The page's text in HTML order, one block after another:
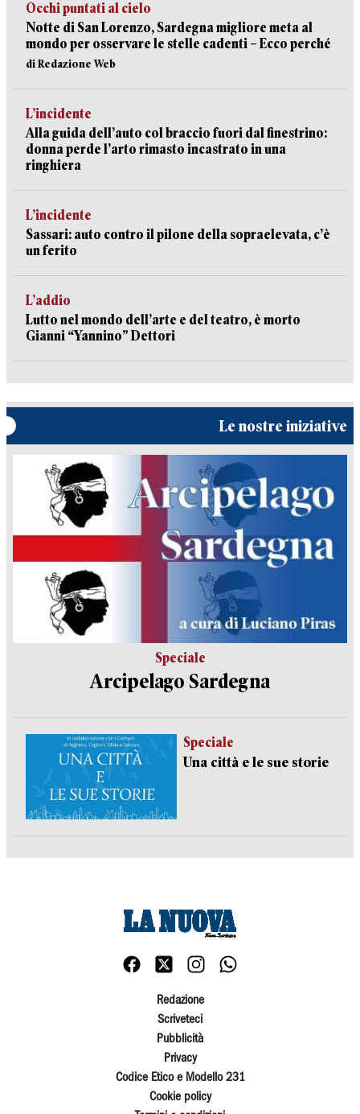
Occhi puntati al cielo
Notte di San Lorenzo, Sardegna migliore meta al
mondo per osservare le stelle cadenti – Ecco perché
di Redazione Web
L’incidente
Alla guida dell’auto col braccio fuori dal finestrino:
donna perde l’arto rimasto incastrato in una
ringhiera
L’incidente
Sassari: auto contro il pilone della sopraelevata, c’è
un ferito
L’addio
Lutto nel mondo dell’arte e del teatro, è morto
Gianni “Yannino” Dettori
Le nostre iniziative
Speciale
Arcipelago Sardegna
Speciale
Una città e le sue storie
Redazione
Scriveteci
Pubblicità
Privacy
Codice Etico e Modello 231
Cookie policy